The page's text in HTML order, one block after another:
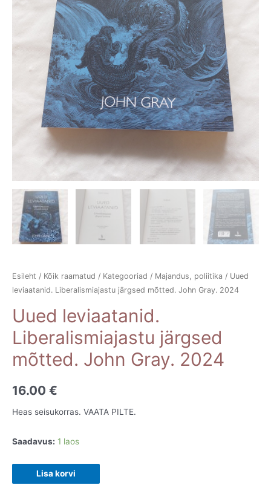
Esileht / Kõik raamatud / Kategooriad / Majandus, poliitika / Uued
leviaatanid. Liberalismiajastu järgsed mõtted. John Gray. 2024
Uued leviaatanid.
Liberalismiajastu järgsed
mõtted. John Gray. 2024
16.00 €
Heas seisukorras. VAATA PILTE.
Saadavus: 1 laos
leviaatanid.
Lisa korvi